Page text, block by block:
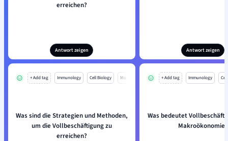
erreichen?
Antwort zeigen Antwort zeigen
+ Add tag Immunology Cell Biology Mo
Was sind die Strategien und Methoden,
um die Vollbeschäftigung zu
erreichen?
+ Add tag Immunology
Was bedeutet
Makroökonomie?